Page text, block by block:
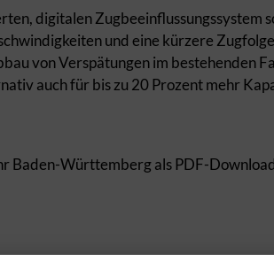
digitalen Zugbeeinflussungssystem
und eine kürzere
von Verspätungen im bestehenden
auch für bis zu 20 Prozent mehr
Baden-Württemberg als PDF-Download